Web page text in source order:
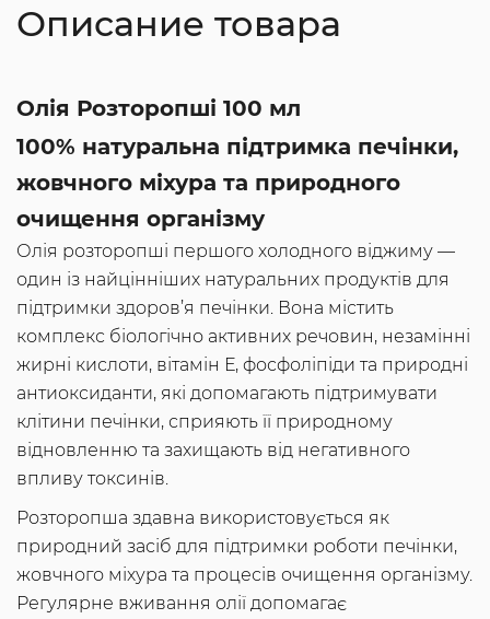
Описание товара
Олія Розторопші 100 мл
100% натуральна підтримка печінки,
жовчного міхура та природного
очищення організму
Олія розторопші першого холодного віджиму —
один із найцінніших натуральних продуктів для
підтримки здоров’я печінки. Вона містить
комплекс біологічно активних речовин, незамінні
жирні кислоти, вітамін Е, фосфоліпіди та природні
антиоксиданти, які допомагають підтримувати
клітини печінки, сприяють її природному
відновленню та захищають від негативного
впливу токсинів.
Розторопша здавна використовується як
природний засіб для підтримки роботи печінки,
жовчного міхура та процесів очищення організму.
Регулярне вживання олії допомагає